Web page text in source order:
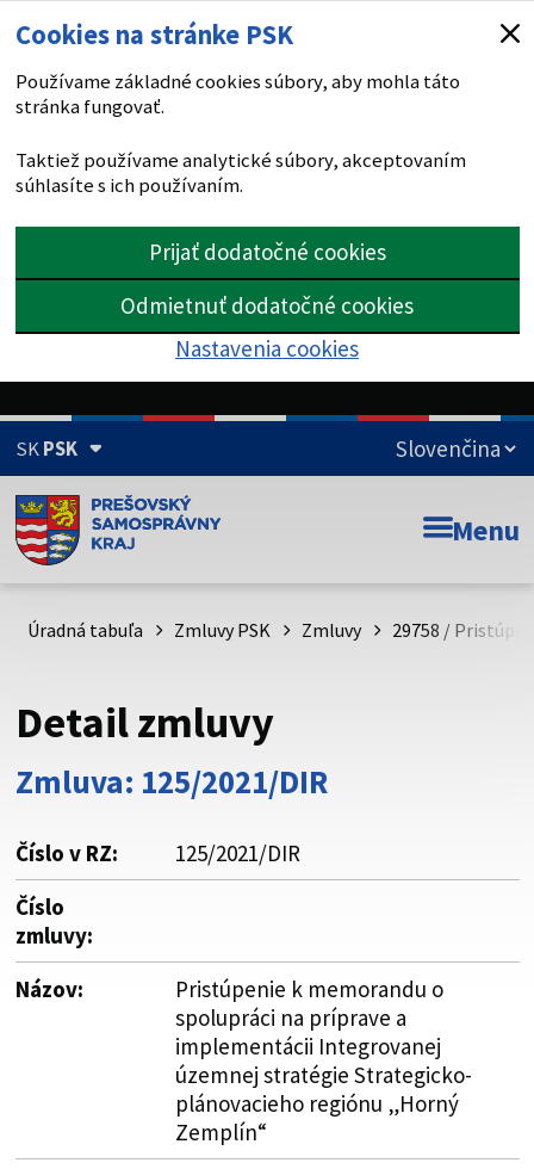
Cookies na stránke PSK
Používame základné cookies súbory, aby mohla táto
stránka fungovať.
Taktiež používame analytické súbory, akceptovaním
súhlasíte s ich používaním.
Prijať dodatočné cookies
Odmietnuť dodatočné cookies
Nastavenia cookies
SKPSK
Doména psk.sk je oficiálna
Toto je oficiálna webová stránka Prešovského
psk.sk.
Buďte pozorní a vždy sa uistite, že zdieľate informácie iba
cez zabezpečenú webovú stránku. Zabezpečená stránka
vždy začína https:// pred názvom domény webového sídla.
Menu
Úradná tabuľa Zmluvy PSK Zmluvy 29758 /
Detail zmluvy
Zmluva: 125/2021/DIR
Číslo v RZ:
125/2021/DIR
Číslo
zmluvy:
Názov:
Pristúpenie k memorandu o
spolupráci na príprave a
implementácii Integrovanej
územnej stratégie Strategicko-
plánovacieho regiónu „Horný
Zemplín“